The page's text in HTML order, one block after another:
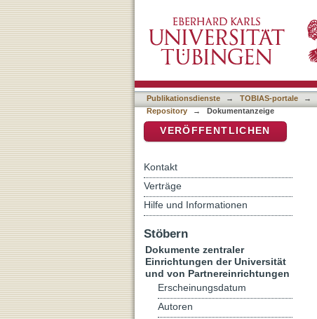
Publikationsdienste → TOBIAS-portale →
Repository
→ Dokumentanzeige
VERÖFFENTLICHEN
Kontakt
Verträge
Hilfe und Informationen
Stöbern
Dokumente zentraler
Einrichtungen der Universität
und von Partnereinrichtungen
Erscheinungsdatum
Autoren